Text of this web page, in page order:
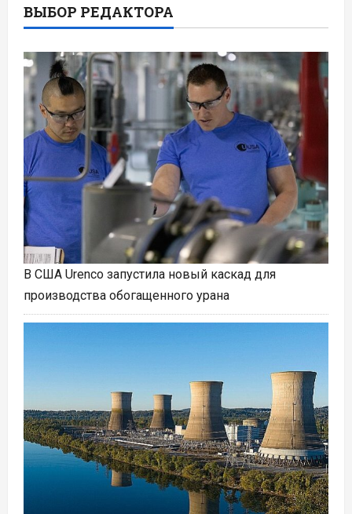
ВЫБОР РЕДАКТОРА
В США Urenco запустила новый каскад для
производства обогащенного урана